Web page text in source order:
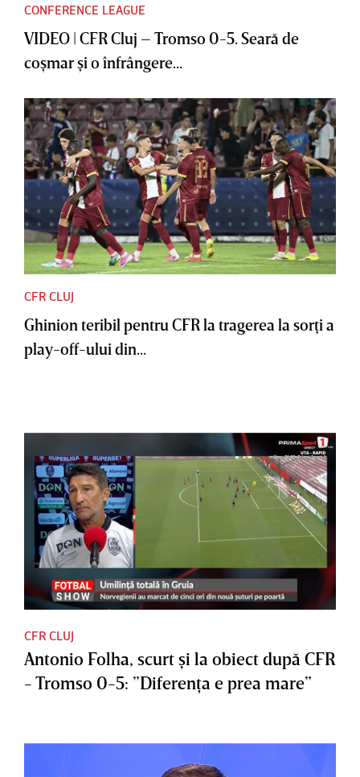
CONFERENCE LEAGUE
VIDEO | CFR Cluj – Tromso 0-5. Seară de
coşmar şi o înfrângere...
CFR CLUJ
Ghinion teribil pentru CFR la tragerea la sorţi a
play-off-ului din...
CFR CLUJ
Antonio Folha, scurt şi la obiect după CFR
- Tromso 0-5: ”Diferenţa e prea mare”